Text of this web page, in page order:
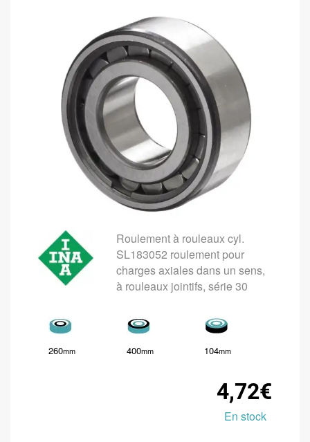
Roulement à rouleaux cyl.
SL183052 roulement pour
charges axiales dans un sens,
à rouleaux jointifs, série 30
260mm 400mm 104mm
4,72€
En stock